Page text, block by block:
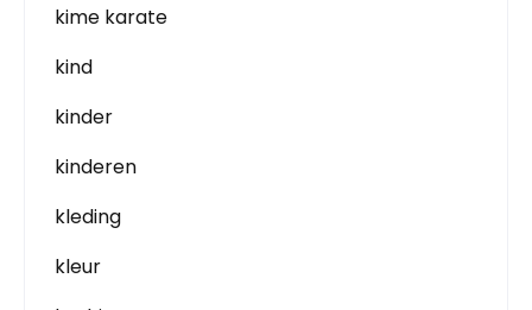
kime karate
kind
kinder
kinderen
kleding
kleur